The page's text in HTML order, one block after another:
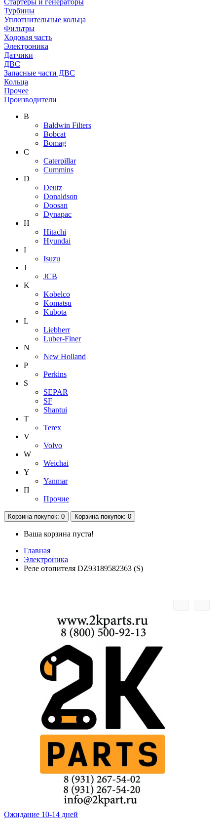
Стартеры и генераторы
Турбины
Уплотнительные кольца
Фильтры
Ходовая часть
Электроника
Датчики
ДВС
Запасные части ДВС
Кольца
Прочее
Производители
B
Baldwin Filters
Bobcat
Bomag
C
Caterpillar
Cummins
D
Deutz
Donaldson
Doosan
Dynapac
H
Hitachi
Hyundai
I
Isuzu
J
JCB
K
Kobelco
Komatsu
Kubota
L
Liebherr
Luber-Finer
N
New Holland
P
Perkins
S
SEPAR
SF
Shantui
T
Terex
V
Volvo
W
Weichai
Y
Yanmar
П
Прочие
Корзинапокупок: 0 Корзинапокупок: 0
Ваша корзина пуста!
Главная
Электроника
Реле отопителя DZ93189582363 (S)
Ожидание 10-14 дней